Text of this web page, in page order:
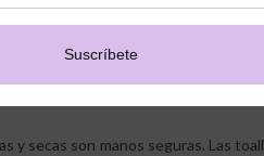
correctamente? Mójalas con
cubrir cualquier parte de tus manos
y secas son manos seguras. Las